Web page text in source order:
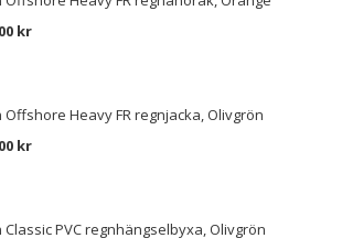
kr
Offshore Heavy FR regnjacka, Olivgrön
kr
Classic PVC regnhängselbyxa, Olivgrön